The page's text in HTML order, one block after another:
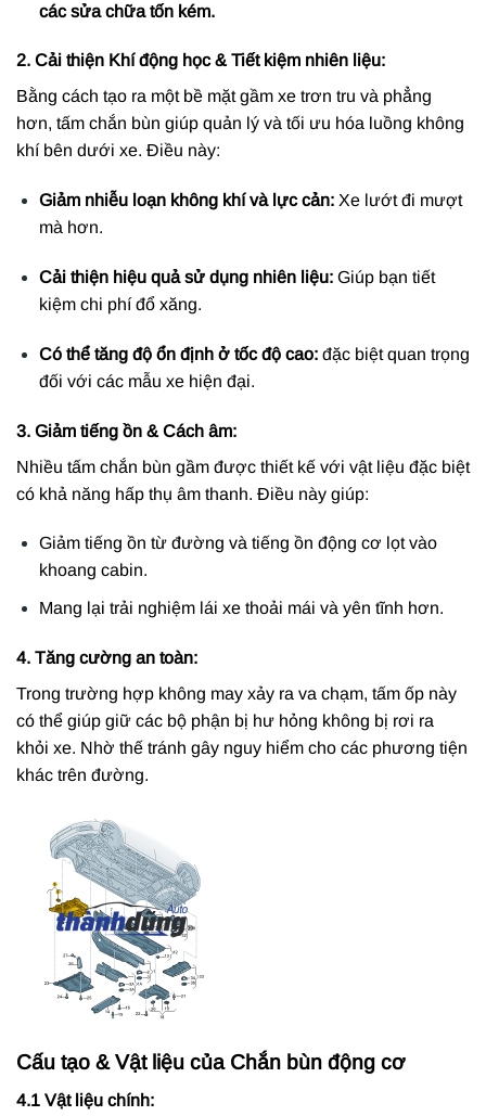
các sửa chữa tốn kém.
2. Cải thiện Khí động học & Tiết kiệm nhiên liệu:
Bằng cách tạo ra một bề mặt gầm xe trơn tru và phẳng
hơn, tấm chắn bùn giúp quản lý và tối ưu hóa luồng không
khí bên dưới xe. Điều này:
Giảm nhiễu loạn không khí và lực cản: Xe lướt đi mượt
mà hơn.
Cải thiện hiệu quả sử dụng nhiên liệu: Giúp bạn tiết
kiệm chi phí đổ xăng.
Có thể tăng độ ổn định ở tốc độ cao: đặc biệt quan trọng
đối với các mẫu xe hiện đại.
3. Giảm tiếng ồn & Cách âm:
Nhiều tấm chắn bùn gầm được thiết kế với vật liệu đặc biệt
có khả năng hấp thụ âm thanh. Điều này giúp:
Giảm tiếng ồn từ đường và tiếng ồn động cơ lọt vào
khoang cabin.
Mang lại trải nghiệm lái xe thoải mái và yên tĩnh hơn.
4. Tăng cường an toàn:
Trong trường hợp không may xảy ra va chạm, tấm ốp này
có thể giúp giữ các bộ phận bị hư hỏng không bị rơi ra
khỏi xe. Nhờ thế tránh gây nguy hiểm cho các phương tiện
khác trên đường.
Cấu tạo & Vật liệu của Chắn bùn động cơ
4.1 Vật liệu chính: